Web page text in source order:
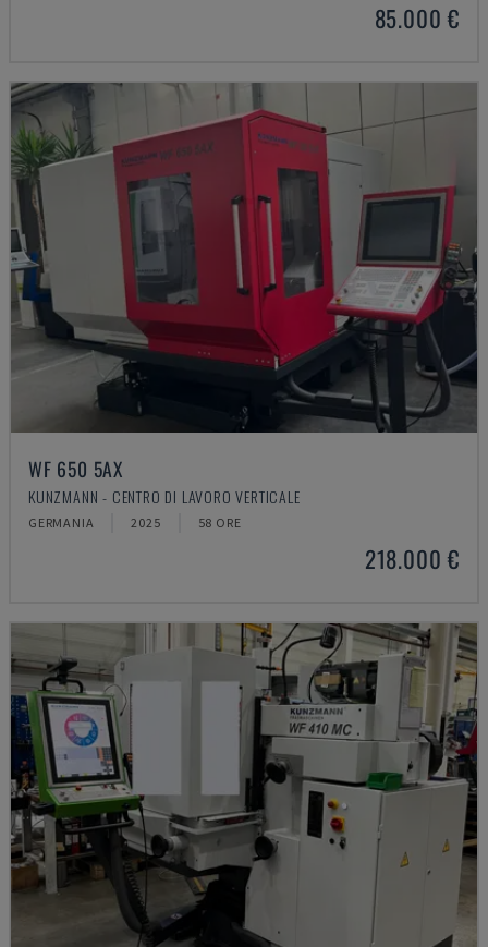
85.000 €
WF 650 5AX
KUNZMANN - CENTRO DI LAVORO VERTICALE
GERMANIA 2025 58 ORE
218.000 €